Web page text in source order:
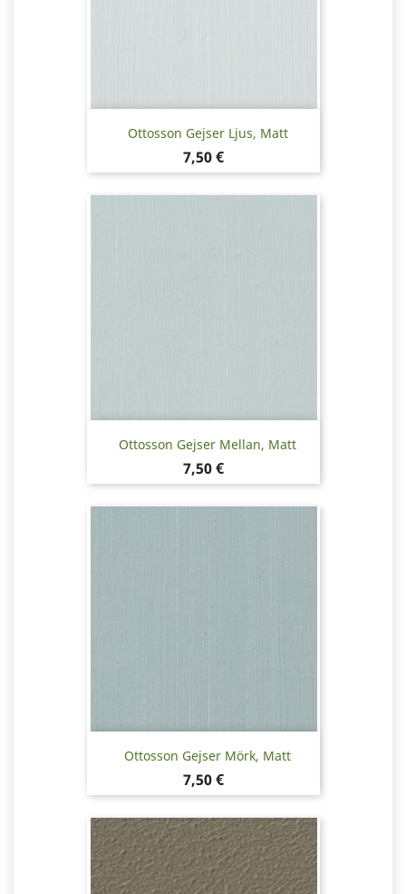
Ottosson Gejser Ljus, Matt
Pris
7,50 €
Ottosson Gejser Mellan, Matt
Pris
7,50 €
Ottosson Gejser Mörk, Matt
Pris
7,50 €